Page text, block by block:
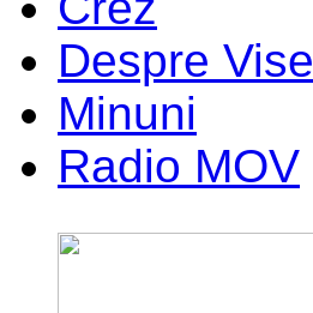
Despre Vise
Minuni
Radio MOV